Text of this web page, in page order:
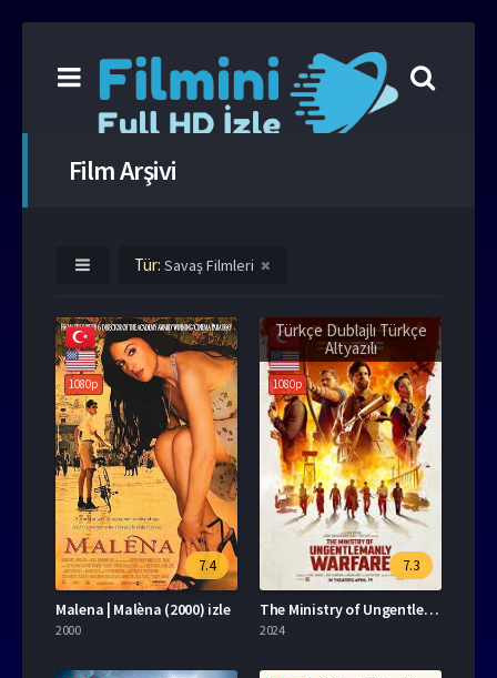
Film Arşivi
Tür: Savaş Filmleri
1080p
7.4
Malena | Malèna (2000) izle
2000
1080p
Türkçe Dublajlı Türkçe
Altyazılı
7.3
The Ministry of Ungentlemanly Warfare izle
2024